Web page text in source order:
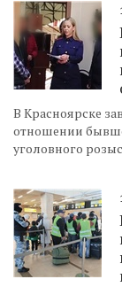
В Красноярске
отношении
уголовного